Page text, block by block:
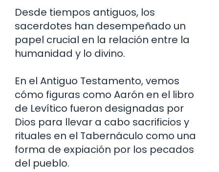
Desde tiempos antiguos, los
sacerdotes han desempeñado un
papel crucial en la relación entre la
humanidad y lo divino.
En el Antiguo Testamento, vemos
cómo figuras como Aarón en el libro
de Levítico fueron designadas por
Dios para llevar a cabo sacrificios y
rituales en el Tabernáculo como una
forma de expiación por los pecados
del pueblo.